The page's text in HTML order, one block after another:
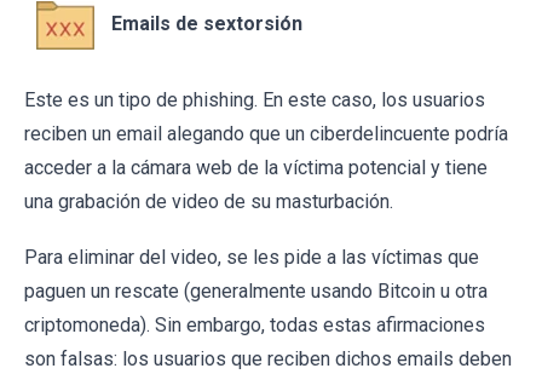
Emails de sextorsión
Este es un tipo de phishing. En este caso, los usuarios
reciben un email alegando que un ciberdelincuente podría
acceder a la cámara web de la víctima potencial y tiene
una grabación de video de su masturbación.
Para eliminar del video, se les pide a las víctimas que
paguen un rescate (generalmente usando Bitcoin u otra
criptomoneda). Sin embargo, todas estas afirmaciones
son falsas: los usuarios que reciben dichos emails deben